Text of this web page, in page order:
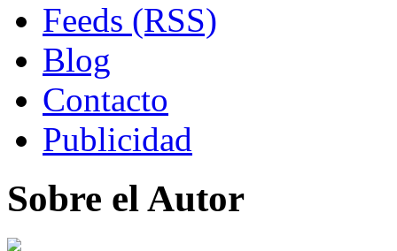
Feeds (RSS)
Blog
Contacto
Publicidad
Sobre el Autor